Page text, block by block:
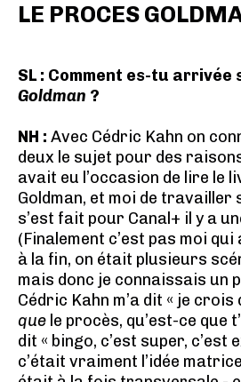
LE PROCES
SL : Comment es-tu arrivée
Goldman ?
NH : Avec Cédric Kahn on
deux le sujet pour des
avait eu l’occasion de lire le
Goldman, et moi de
s’est fait pour Canal+ il y a
(Finalement c’est pas moi
à la fin, on était plusieurs
mais donc je connaissais un
Cédric Kahn m’a dit « je
que le procès, qu’est-ce que
dit « bingo, c’est super, c’est
c’était vraiment l’idée